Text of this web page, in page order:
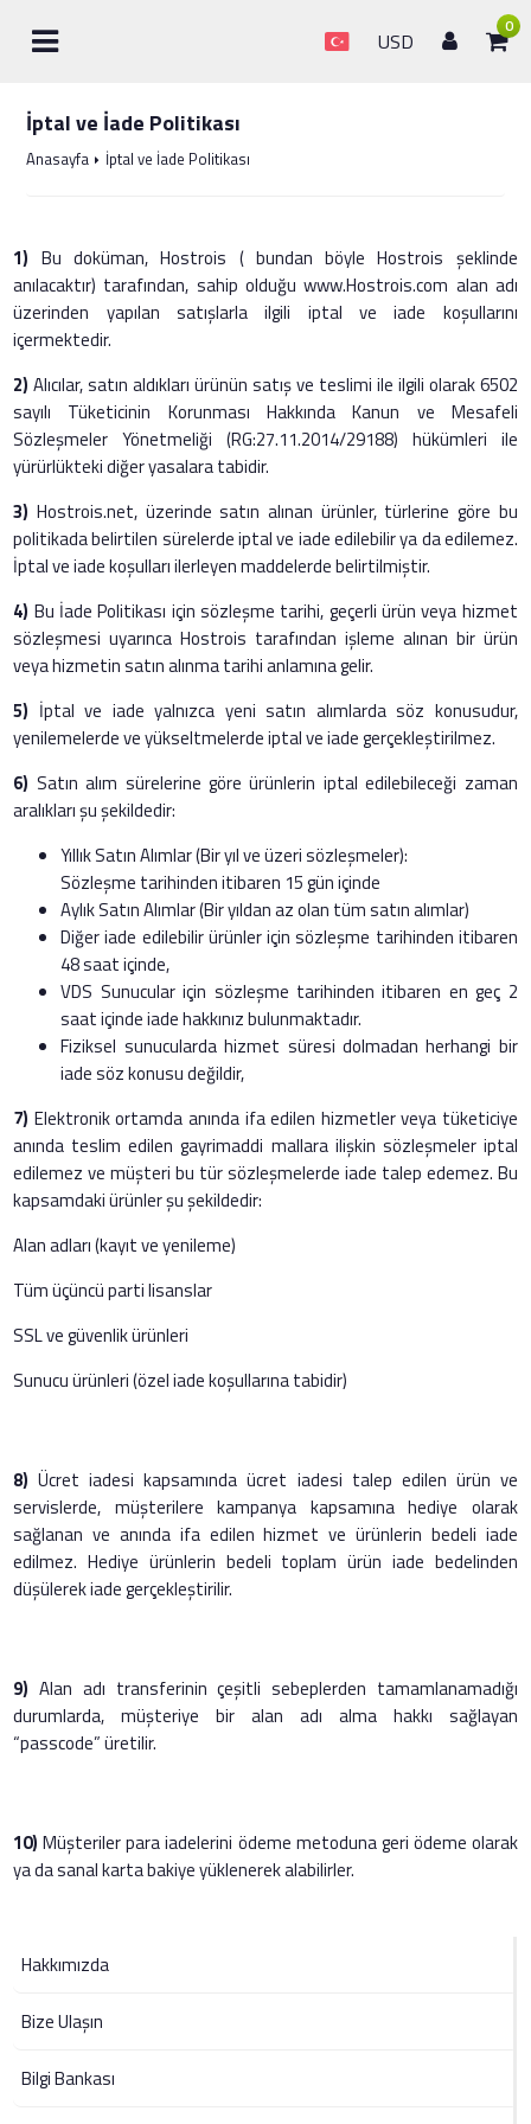
USD
0
İptal ve İade Politikası
Anasayfa İptal ve İade Politikası
1) Bu doküman, Hostrois ( bundan böyle Hostrois şeklinde
anılacaktır) tarafından, sahip olduğu www.Hostrois.com alan adı
üzerinden yapılan satışlarla ilgili iptal ve iade koşullarını
içermektedir.
2)Alıcılar, satın aldıkları ürünün satış ve teslimi ile ilgili olarak 6502
sayılı Tüketicinin Korunması Hakkında Kanun ve Mesafeli
Sözleşmeler Yönetmeliği (RG:27.11.2014/29188) hükümleri ile
yürürlükteki diğer yasalara tabidir.
3) Hostrois.net, üzerinde satın alınan ürünler, türlerine göre bu
politikada belirtilen sürelerde iptal ve iade edilebilir ya da edilemez.
İptal ve iade koşulları ilerleyen maddelerde belirtilmiştir.
4) Bu İade Politikası için sözleşme tarihi, geçerli ürün veya hizmet
sözleşmesi uyarınca Hostrois tarafından işleme alınan bir ürün
veya hizmetin satın alınma tarihi anlamına gelir.
5) İptal ve iade yalnızca yeni satın alımlarda söz konusudur,
yenilemelerde ve yükseltmelerde iptal ve iade gerçekleştirilmez.
6) Satın alım sürelerine göre ürünlerin iptal edilebileceği zaman
aralıkları şu şekildedir:
Yıllık Satın Alımlar (Bir yıl ve üzeri sözleşmeler):
Sözleşme tarihinden itibaren 15 gün içinde
Aylık Satın Alımlar (Bir yıldan az olan tüm satın alımlar)
Diğer iade edilebilir ürünler için sözleşme tarihinden itibaren
48 saat içinde,
VDS Sunucular için sözleşme tarihinden itibaren en geç 2
saat içinde iade hakkınız bulunmaktadır.
Fiziksel sunucularda hizmet süresi dolmadan herhangi bir
iade söz konusu değildir,
7) Elektronik ortamda anında ifa edilen hizmetler veya tüketiciye
anında teslim edilen gayrimaddi mallara ilişkin sözleşmeler iptal
edilemez ve müşteri bu tür sözleşmelerde iade talep edemez. Bu
kapsamdaki ürünler şu şekildedir:
Alan adları (kayıt ve yenileme)
Tüm üçüncü parti lisanslar
SSL ve güvenlik ürünleri
Sunucu ürünleri (özel iade koşullarına tabidir)
8)Ücret iadesi kapsamında ücret iadesi talep edilen ürün ve
servislerde, müşterilere kampanya kapsamına hediye olarak
sağlanan ve anında ifa edilen hizmet ve ürünlerin bedeli iade
edilmez. Hediye ürünlerin bedeli toplam ürün iade bedelinden
düşülerek iade gerçekleştirilir.
9) Alan adı transferinin çeşitli sebeplerden tamamlanamadığı
durumlarda, müşteriye bir alan adı alma hakkı sağlayan
“passcode” üretilir.
10)Müşteriler para iadelerini ödeme metoduna geri ödeme olarak
ya da sanal karta bakiye yüklenerek alabilirler.
Hakkımızda
Bize Ulaşın
Bilgi Bankası